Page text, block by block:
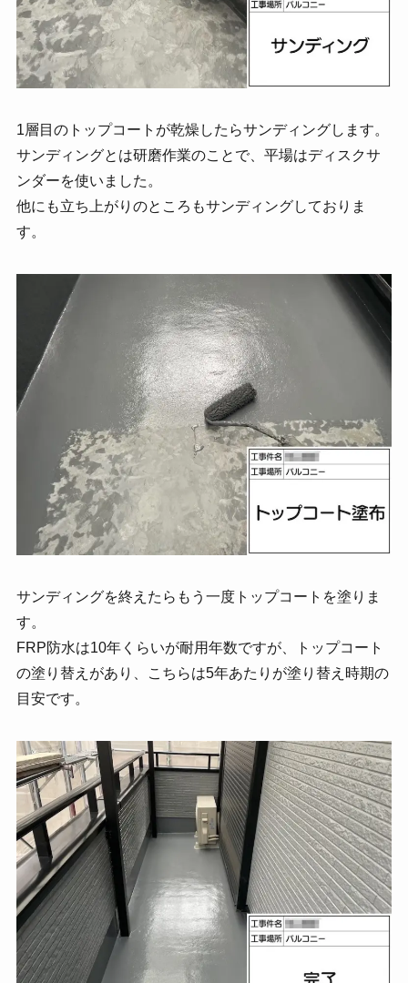
1層目のトップコートが乾燥したらサンディングします。
サンディングとは研磨作業のことで、平場はディスクサ
ンダーを使いました。
他にも立ち上がりのところもサンディングしておりま
す。
サンディングを終えたらもう一度トップコートを塗りま
す。
FRP防水は10年くらいが耐用年数ですが、トップコート
の塗り替えがあり、こちらは5年あたりが塗り替え時期の
目安です。